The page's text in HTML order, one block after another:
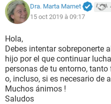
Dra. Marta Marnet
15 oct 2019 à 09:17
Hola,
Debes intentar sobreponerte
hijo por el que continuar
personas de tu entorno,
o, incluso, si es necesario de
Muchos ánimos !
Saludos